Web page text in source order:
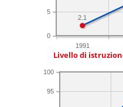
1991
0
5
2.1
Livello di
95
100